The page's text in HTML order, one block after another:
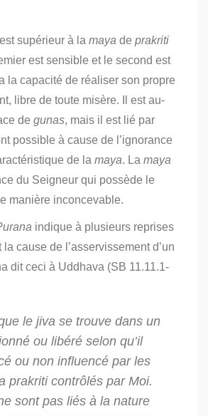
supérieur à la maya de prakriti
est sensible et le second est
la capacité de réaliser son propre
libre de toute misère. Il est au-
de gunas, mais il est lié par
possible à cause de l’ignorance
de la maya. La maya
du Seigneur qui possède le
manière inconcevable.
indique à plusieurs reprises
la cause de l’asservissement d’un
dit ceci à Uddhava (SB 11.11.1-
le jiva se trouve dans un
ou libéré selon qu’il
ou non influencé par les
prakriticontrôlés par Moi.
sont pas liés à la nature